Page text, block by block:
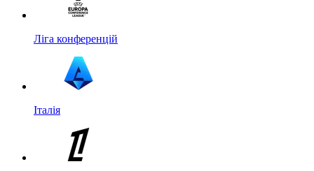
Ліга конференцій
Італія